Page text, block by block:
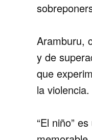
Aramburu,
y de
que
la violencia.
“El niño”